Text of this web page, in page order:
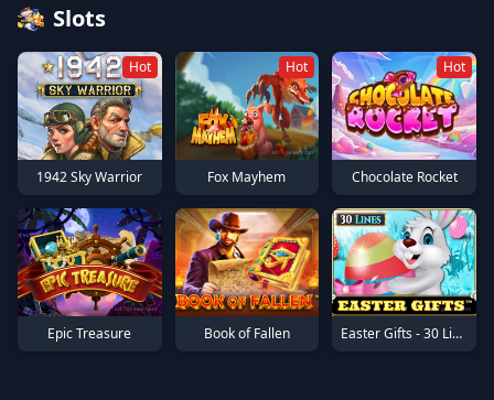
Slots
Hot
1942 Sky Warrior
Hot
Fox Mayhem
Hot
Chocolate Rocket
Epic Treasure Book of Fallen Easter Gifts - 30 Lines